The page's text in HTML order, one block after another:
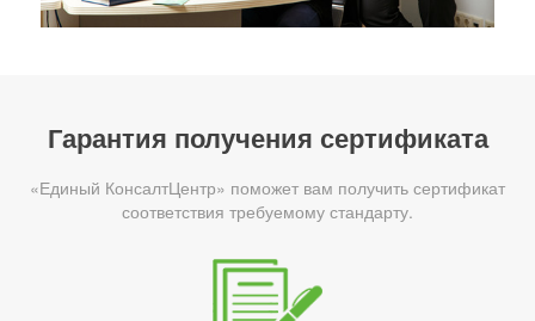
Гарантия получения сертификата
«Единый КонсалтЦентр» поможет вам получить сертификат
соответствия требуемому стандарту.